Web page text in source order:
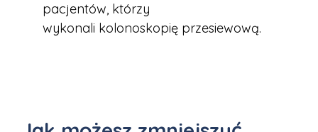
pacjentów, którzy
wykonali kolonoskopię przesiewową.